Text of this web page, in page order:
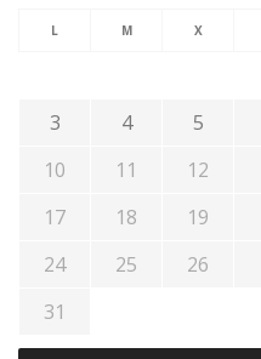
L M X
3
4 5
10
11 12
17
18 19
24
25 26
31